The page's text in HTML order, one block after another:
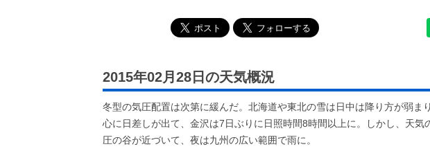
2015年02月28日の天気概況
冬型の気圧配置は次第に緩んだ。北海道や東北の雪は日中は降り方が弱ま
心に日差しが出て、金沢は7日ぶりに日照時間8時間以上に。しかし、天気
圧の谷が近づいて、夜は九州の広い範囲で雨に。